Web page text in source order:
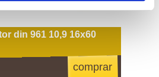
din 961 10,9 16x60
comprar